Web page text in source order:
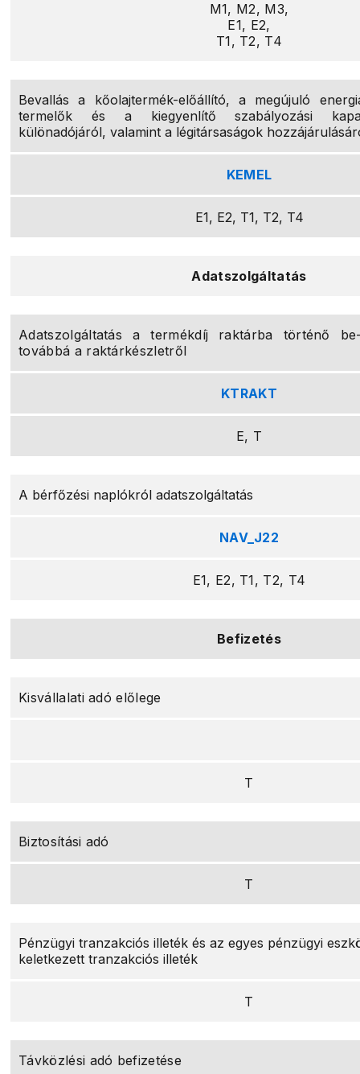
M1, M2, M3,
E1, E2,
T1, T2, T4
Bevallás a kőolajtermék-előállító, a megújuló
termelők és a kiegyenlítő szabályozási
különadójáról, valamint a légitársaságok
KEMEL
E1, E2, T1, T2, T4
Adatszolgáltatás
Adatszolgáltatás a termékdíj raktárba történő
továbbá a raktárkészletről
KTRAKT
E, T
A bérfőzési naplókról adatszolgáltatás
NAV_J22
E1, E2, T1, T2, T4
Befizetés
Kisvállalati adó előlege
T
Biztosítási adó
T
Pénzügyi tranzakciós illeték és az egyes pénzügyi
keletkezett tranzakciós illeték
T
Távközlési adó befizetése